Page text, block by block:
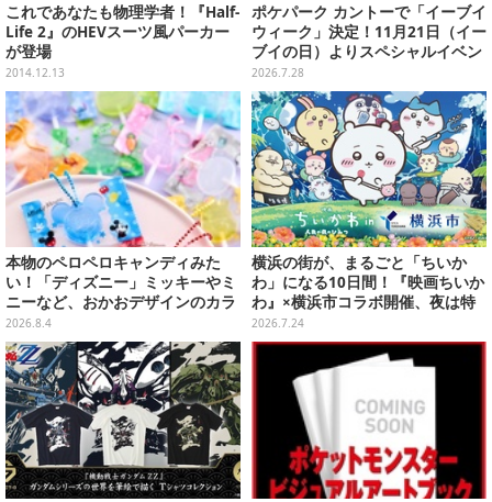
これであなたも物理学者！『Half-
Life 2』のHEVスーツ風パーカー
が登場
2014.12.13
ポケパーク カントーで「イーブイ
ウィーク」決定！11月21日（イー
ブイの日）よりスペシャルイベン
ト開催
2026.7.28
本物のペロペロキャンディみた
い！「ディズニー」ミッキーやミ
ニーなど、おかおデザインのカラ
フルチャーム全10種が8月31日発
売
2026.8.4
横浜の街が、まるごと「ちいか
わ」になる10日間！『映画ちいか
わ』×横浜市コラボ開催、夜は特
別花火まで
2026.7.24